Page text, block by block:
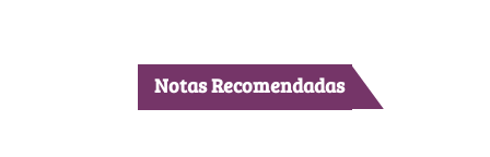
Notas Recomendadas